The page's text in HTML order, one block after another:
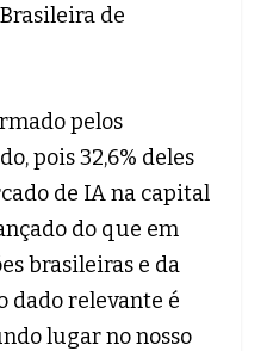
de
pelos
pois 32,6% deles
de IA na capital
do que em
brasileiras e da
dado relevante é
lugar no nosso